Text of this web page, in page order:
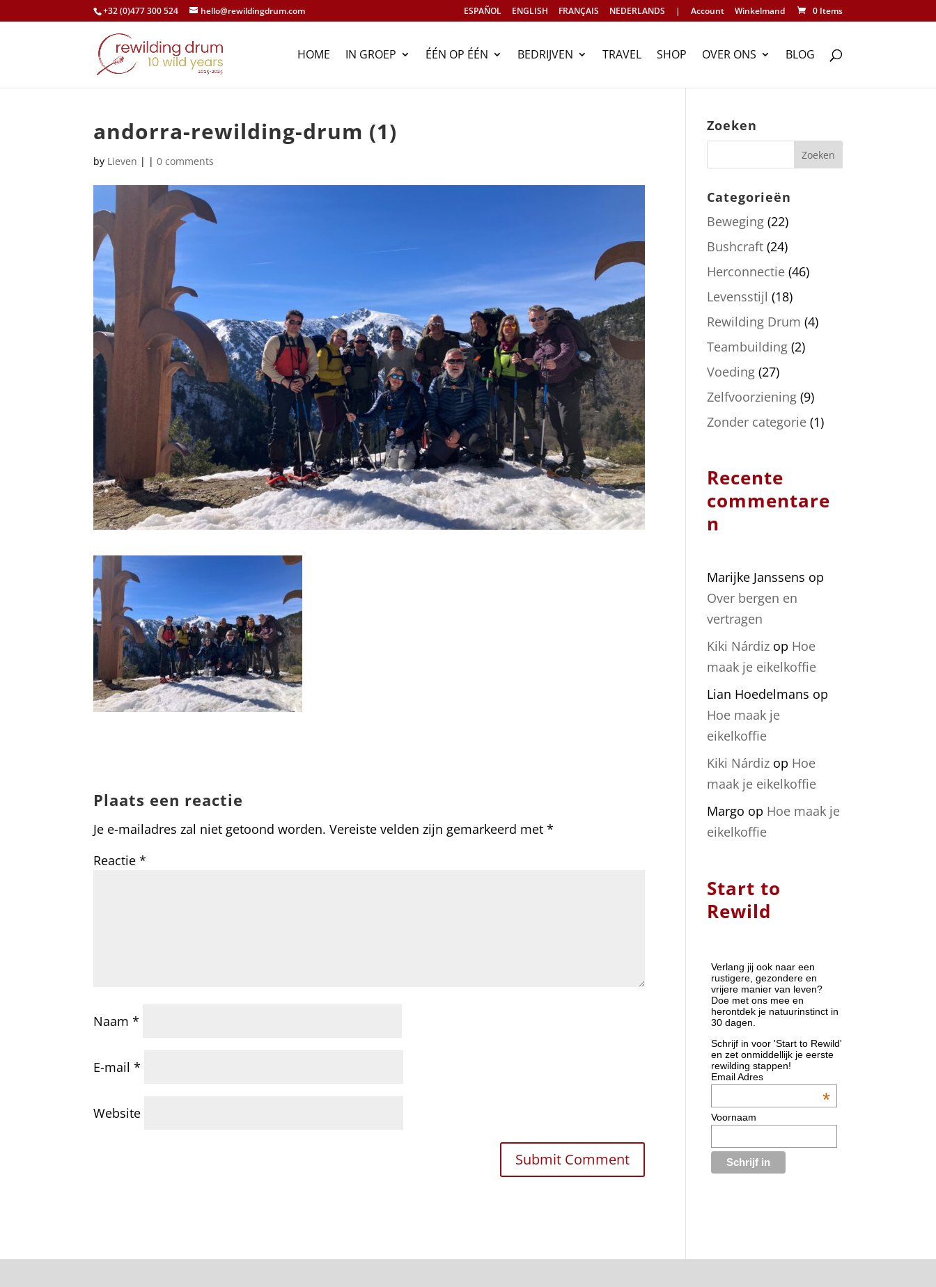
+32 (0)477 300 524 hello@rewildingdrum.com ESPAÑOL ENGLISH FRANÇAIS NEDERLANDS | Account Winkelmand 0 Items
HOME IN GROEP ÉÉN OP ÉÉN BEDRIJVEN TRAVEL SHOP OVER ONS BLOG
andorra-rewilding-drum (1)
by Lieven | |0 comments
Plaats een reactie
Je e-mailadres zal niet getoond worden. Vereiste velden zijn gemarkeerd met*
Reactie*
Naam*
E-mail*
Website
Zoeken
Categorieën
Beweging (22)
Bushcraft (24)
Herconnectie (46)
Levensstijl (18)
Rewilding Drum (4)
Teambuilding (2)
Voeding (27)
Zelfvoorziening (9)
Zonder categorie (1)
Recente
commentare
n
Marijke Janssens op
Over bergen en
vertragen
Kiki Nárdiz op Hoe
maak je eikelkoffie
Lian Hoedelmans op
Hoe maak je
eikelkoffie
Kiki Nárdiz op Hoe
maak je eikelkoffie
Margo op Hoe maak je
eikelkoffie
Start to
Rewild
Verlang jij ook naar een
rustigere, gezondere en
vrijere manier van leven?
Doe met ons mee en
herontdek je natuurinstinct in
30 dagen.
Schrijf in voor 'Start to Rewild'
en zet onmiddellijk je eerste
rewilding stappen!
Email Adres
*
Voornaam